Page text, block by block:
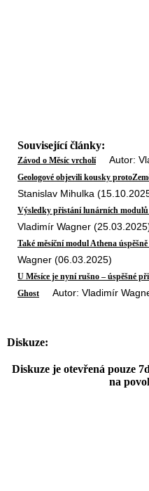
Související články:
Závod o Měsíc vrcholíAutor:
Geologové objevili kousky
Stanislav Mihulka
Výsledky přistání lunárních modulů
Vladimír Wagner
Také měsíční modul Athena
Wagner (06.03.2025)
U Měsíce je nyní rušno – úspěšné
Ghost Autor: Vladimír
Diskuze:
Diskuze je otevřená pouze
na